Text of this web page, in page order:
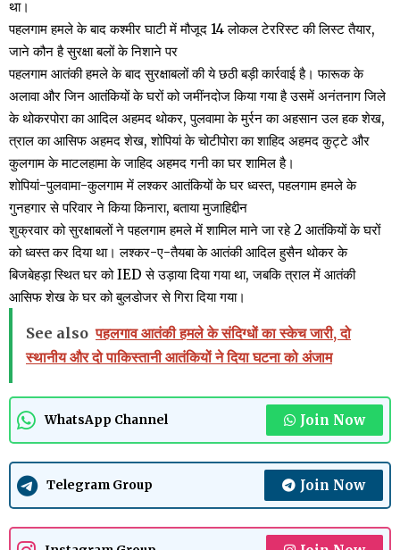
था।
पहलगाम हमले के बाद कश्मीर घाटी में मौजूद 14 लोकल टेररिस्ट की लिस्ट तैयार,
जाने कौन है सुरक्षा बलों के निशाने पर
पहलगाम आतंकी हमले के बाद सुरक्षाबलों की ये छठी बड़ी कार्रवाई है। फारूक के
अलावा और जिन आतंकियों के घरों को जमींनदोज किया गया है उसमें अनंतनाग जिले
के थोकरपोरा का आदिल अहमद थोकर, पुलवामा के मुर्रन का अहसान उल हक शेख,
त्राल का आसिफ अहमद शेख, शोपियां के चोटीपोरा का शाहिद अहमद कुट्टे और
कुलगाम के माटलहामा के जाहिद अहमद गनी का घर शामिल है।
शोपियां-पुलवामा-कुलगाम में लश्कर आतंकियों के घर ध्वस्त, पहलगाम हमले के
गुनहगार से परिवार ने किया किनारा, बताया मुजाहिद्दीन
शुक्रवार को सुरक्षाबलों ने पहलगाम हमले में शामिल माने जा रहे 2 आतंकियों के घरों
को ध्वस्त कर दिया था। लश्कर-ए-तैयबा के आतंकी आदिल हुसैन थोकर के
बिजबेहड़ा स्थित घर को IED से उड़ाया दिया गया था, जबकि त्राल में आतंकी
आसिफ शेख के घर को बुलडोजर से गिरा दिया गया।
See also पहलगाव आतंकी हमले के संदिग्धों का स्केच जारी, दो
स्थानीय और दो पाकिस्तानी आतंकियों ने दिया घटना को अंजाम
WhatsApp Channel Join Now
Telegram Group Join Now